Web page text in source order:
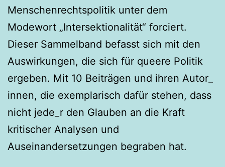
Menschenrechtspolitik unter dem
Modewort „Intersektionalität“ forciert.
Dieser Sammelband befasst sich mit den
Auswirkungen, die sich für queere Politik
ergeben. Mit 10 Beiträgen und ihren Autor_
innen, die exemplarisch dafür stehen, dass
nicht jede_r den Glauben an die Kraft
kritischer Analysen und
Auseinandersetzungen begraben hat.